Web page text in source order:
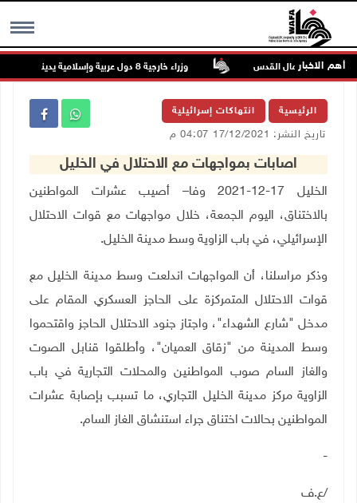
MENU أهم الاخبار
في جبع شمال القدس وزراء خارجية 8 دول عربية وإسلامية يدينون الانتهاكات الإسرائيلية المتواصلة في غزة
الرئيسية انتهاكات إسرائيلية
تاريخ النشر: 17/12/2021 04:07 م
اصابات بمواجهات مع الاحتلال في الخليل
الخليل 17-12-2021 وفا– أصيب عشرات المواطنين
بالاختناق، اليوم الجمعة، خلال مواجهات مع قوات الاحتلال
الإسرائيلي، في باب الزاوية وسط مدينة الخليل.
وذكر مراسلنا، أن المواجهات اندلعت وسط مدينة الخليل مع
قوات الاحتلال المتمركزة على الحاجز العسكري المقام على
مدخل "شارع الشهداء"، واجتاز جنود الاحتلال الحاجز واقتحموا
وسط المدينة من "زقاق العميان"، وأطلقوا قنابل الصوت
والغاز السام صوب المواطنين والمحلات التجارية في باب
الزاوية مركز مدينة الخليل التجاري، ما تسبب بإصابة عشرات
المواطنين بحالات اختناق جراء استنشاق الغاز السام.
-
/ع.ف